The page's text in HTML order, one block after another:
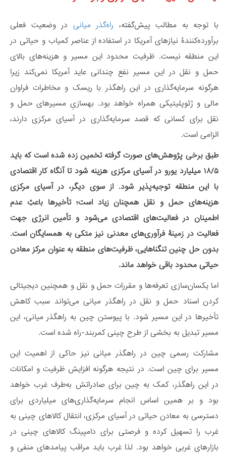
با توجه به مطالب پیش‌گفته، راه‌گذر میانی در وضعیت فعلی
برآورده‌کنندۀ نیازهای آمریکا در استفاده از عناصر کمیاب و حیاتی در
این منطقه نیست. ظرفیت محدود این مسیر و هزینه‌های بالای
حمل و نقل در این مسیر نفع چندانی عاید آمریکا نمی‌کند زیرا
هرگونه سرمایه‌گذاری در این راهگذر با ریسک و مخاطرات فراوان
مالی و ژئوپلیتیکی همراه خواهد بود. بهسازیِ مسیرهای حمل و
نقل برای کسانی که قصد سرمایه‌گذاری در آسیای مرکزی دارند،
الزامی است.
طبق برخی پژوهش‌های صورت گرفته تخمین زده شده است که باید
۱۸/۵ میلیارد یورو در آسیای مرکزی هزینه شود تا آنگاه کار اقتصادی
با این منطقه توجیه‌پذیر شود. از سوی دیگر، در آسیای مرکزی
هزینه‌های حمل و نقل همچنان زیاد است؛ تأخیرها باعثِ عدم
اطمینان در فعالیت‌های اقتصادی می‌شود و تأمین انرژی جهت
فعالیت در زمینۀ فرآوری‌های معدنی نیز متکی به همسایگان است.
بدون حل چنین تنگناهایی، ظرفیت‌های منطقه به عنوان مرکز معادن
حیاتی محدود باقی خواهد ماند.
اما یکسان‌سازی تعرفه‌ها و مقررات حمل و نقل و همچنین دیجیتالی
کردن اسناد حمل و نقل در راهگذر میانی می‌تواند سبب کاهش
تأخیرها در این مسیر شود. با پیوستن چین به راهگذر میانی، این
مسیر تبدیل به بخشی از طرح چینی کمربند-راه شده است.
مشارکت رسمی چین در راهگذر میانی نیز حاکی از اهمیت این
مسیر برای چین است. در نتیجه هرگونه افزایش ظرفیت و امکانات
در این راهگذر، کمک به چین برای صادراتش به‌طرف غرب خواهد
بود و بر همین اساس انجام سرمایه‌گذاری‌های میلیاردی برای
دسترسی به معادن حیاتی در آسیای مرکزی، انتقال کالاهای چینی به
غرب را تسهیل کرده و فرصتی برای دامپینگ کالاهای چینی در
بازار‌های غربی خواهد بود. لذا غرب باید مراقب پیامدهای منفی و